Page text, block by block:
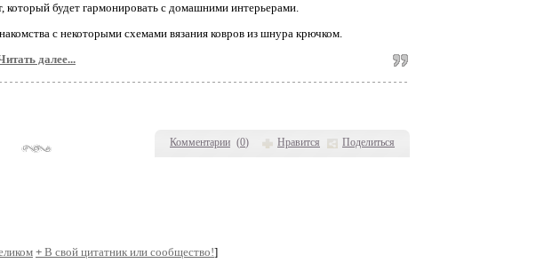
Комментарии (0) Нравится Поделиться
который будет гармонировать с домашними интерьерами.
с некоторыми схемами вязания ковров из шнура крючком.
далее...
+ В свой цитатник или сообщество!]